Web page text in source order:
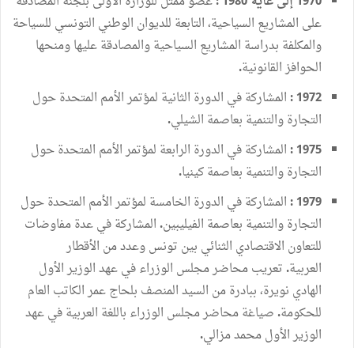
على المشاريع السياحية،التابعة للديوان الوطني التونسي للسياحة
والمكلفة بدراسة المشاريع السياحيةوالمصادقةعليهاومنحها
الحوافزالقانونية.
1972 : المشاركةفي الدورة الثانية لمؤتمرالأمم المتحدةحول
التجارةوالتنمية بعاصمة الشيلي.
1975 : المشاركةفي الدورة الرابعة لمؤتمرالأمم المتحدةحول
التجارةوالتنمية بعاصمةكينيا.
1979 : المشاركةفي الدورة الخامسة لمؤتمرالأمم المتحدةحول
التجارةوالتنمية بعاصمة الفيليبين. المشاركةفيعدةمفاوضات
للتعاون الاقتصادي الثنائي بين تونسوعددمن الأقطار
العربية. تعريبمحاضرمجلس الوزراءفيعهدالوزيرالأول
الهادي نويرة،ببادرةمن السيدالمنصف بلحاجعمرالكاتب العام
للحكومة. صياغةمحاضرمجلس الوزراء باللغة العربيةفيعهد
الوزيرالأولمحمدمزالي.